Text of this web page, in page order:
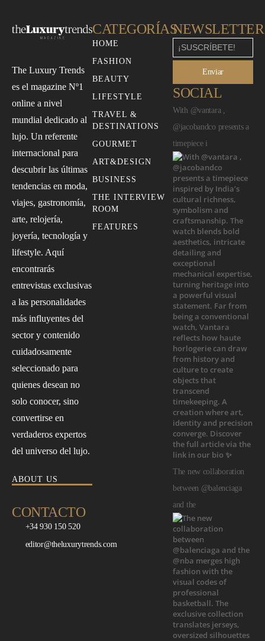
The Luxury Trends
es el magazine Nº1
online a nivel
mundial dedicado al
lujo. Un referente
internacional para
descubrir las últimas
tendencias en moda,
viajes, gastronomía,
arte, relojería,
joyería, tecnología y
lifestyle. Aquí
encontrarás
entrevistas exclusivas
a las personalidades
más influyentes del
sector y contenido
cuidadosamente
seleccionado para
quienes desean no
solo conocer, sino
convertirse en
verdaderos expertos
del universo del lujo.
ABOUT US
CONTACTO
+34 930 150 520
editor@theluxurytrends.com
CATEGORÍAS
HOME
FASHION
BEAUTY
LIFESTYLE
TRAVEL &
DESTINATIONS
GOURMET
ART&DESIGN
BUSINESS
THE INTERVIEW
ROOM
FEATURES
NEWSLETTER
Enviar
SOCIAL
With @vantara ,
@jacobandco presents a
timepiece i
The new collaboration
between @balenciaga
and the